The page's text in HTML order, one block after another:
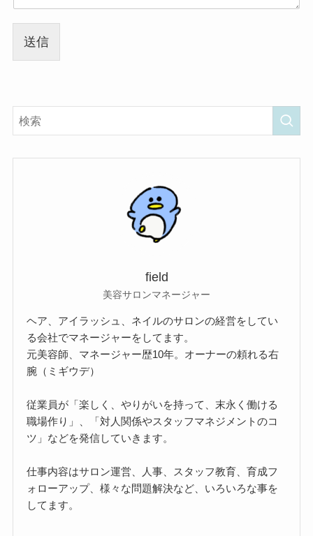
送信
field
美容サロンマネージャー
ヘア、アイラッシュ、ネイルのサロンの経営をしてい
る会社でマネージャーをしてます。
元美容師、マネージャー歴10年。オーナーの頼れる右
腕（ミギウデ）
従業員が「楽しく、やりがいを持って、末永く働ける
職場作り」、「対人関係やスタッフマネジメントのコ
ツ」などを発信していきます。
仕事内容はサロン運営、人事、スタッフ教育、育成フ
ォローアップ、様々な問題解決など、いろいろな事を
してます。